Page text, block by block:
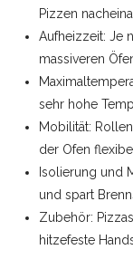
Pizzen
Aufheizzeit: Je
massiveren
sehr hohe
Mobilität:
der Ofen
Isolierung und
und spart
Zubehör:
hitzefeste